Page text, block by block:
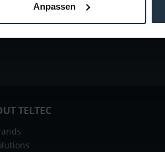
Anpassen
TELTEC